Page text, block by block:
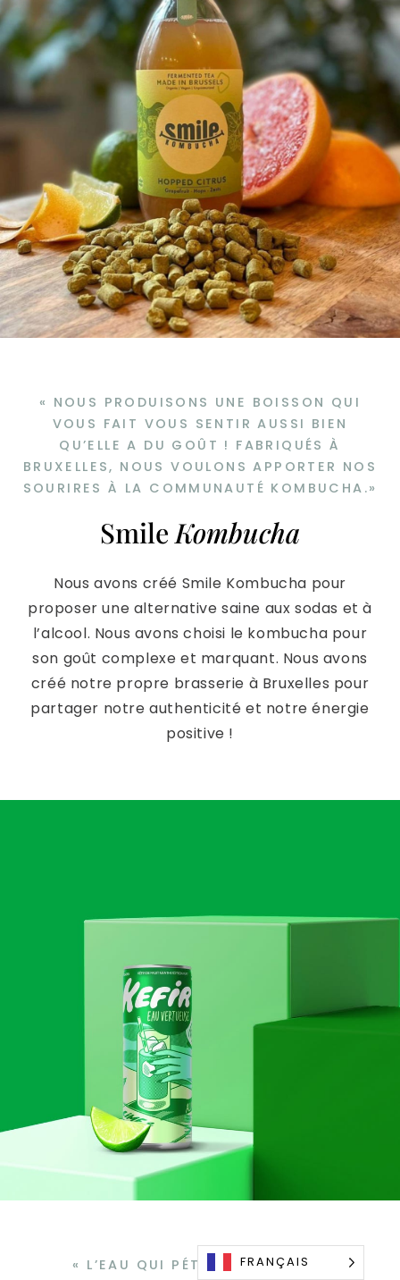
« NOUS PRODUISONS UNE BOISSON QUI
VOUS FAIT VOUS SENTIR AUSSI BIEN
QU’ELLE A DU GOÛT ! FABRIQUÉS À
BRUXELLES, NOUS VOULONS APPORTER NOS
SOURIRES À LA COMMUNAUTÉ KOMBUCHA.»
Smile Kombucha
Nous avons créé Smile Kombucha pour
proposer une alternative saine aux sodas et à
l’alcool. Nous avons choisi le kombucha pour
son goût complexe et marquant. Nous avons
créé notre propre brasserie à Bruxelles pour
partager notre authenticité et notre énergie
positive !
« L’EAU QUI PÉTILLE DE SANTÉ »
FRANÇAIS